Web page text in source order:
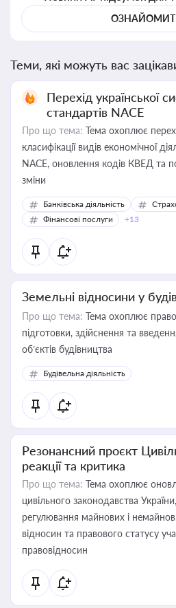
Теми, які можуть вас
Перехід української
стандартів NACE
Про що тема: Тема охоплює
класифікації видів економічної
NACE, оновлення кодів КВЕД та
зміни
Банківська діяльність
Фінансові послуги
+13
Земельні відносини у
Про що тема: Тема охоплює
підготовки, здійснення та
об’єктів будівництва
Будівельна діяльність
Резонансний проєкт
реакції та критика
Про що тема: Тема охоплює
цивільного законодавства
регулювання майнових і
відносин та правового статусу
правовідносин